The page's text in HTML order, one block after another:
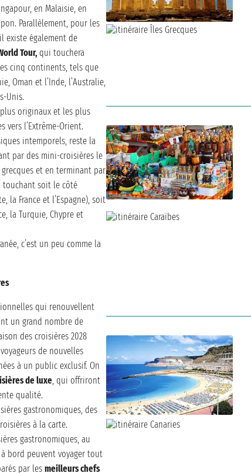
en Malaisie, en
Parallèlement, pour les
existe également de
Tour, qui touchera
cinq continents, tels que
Oman et l’Inde, l’Australie,
Unis.
originaux et les plus
vers l’Extrême-Orient.
intemporels, reste la
par des mini-croisières le
et en terminant par
touchant soit le côté
la France et l’Espagne), soit
la Turquie, Chypre et
c’est un peu comme la
qui renouvellent
un grand nombre de
des croisières 2028
de nouvelles
à un public exclusif. On
de luxe , qui offriront
qualité.
gastronomiques, des
à la carte.
gastronomiques, au
bord peuvent voyager tout
par les meilleurs chefs